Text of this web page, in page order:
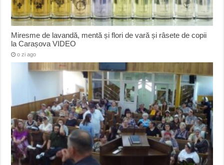
Miresme de lavandă, mentă și flori de vară și râsete de copii
la Carașova VIDEO
o zi ago